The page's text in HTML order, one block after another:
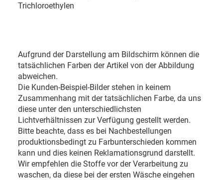
Trichloroethylen
Aufgrund der Darstellung am Bildschirm können die
tatsächlichen Farben der Artikel von der Abbildung
abweichen.
Die Kunden-Beispiel-Bilder stehen in keinem
Zusammenhang mit der tatsächlichen Farbe, da uns
diese unter den unterschiedlichsten
Lichtverhältnissen zur Verfügung gestellt werden.
Bitte beachte, dass es bei Nachbestellungen
produktionsbedingt zu Farbunterschieden kommen
kann und dies keinen Reklamationsgrund darstellt.
Wir empfehlen die Stoffe vor der Verarbeitung zu
waschen, da diese bei der ersten Wäsche eingehen